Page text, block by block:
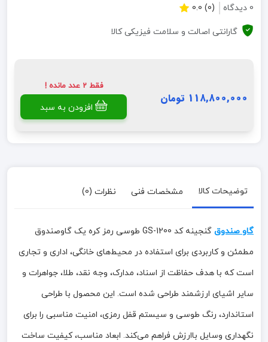
0 دیدگاه
(0) 0.0
گارانتی اصالت و سلامت فیزیکی کالا
118,800,000 تومان
فقط 2 عدد مانده !
افزودن به سبد
توضیحات کالا مشخصات فنی نظرات (0)
گاو صندوق
گنجینه کد GS-1200 طوسی رمز کره یک گاوصندوق
مطمئن و کاربردی برای استفاده در محیط‌های خانگی، اداری و تجاری
است که با هدف حفاظت از اسناد، مدارک، وجه نقد، طلا، جواهرات و
سایر اشیای ارزشمند طراحی شده است. این محصول با طراحی
استاندارد، رنگ طوسی و سیستم قفل رمزی، امنیت مناسبی را برای
نگهداری وسایل باارزش فراهم می‌کند. ابعاد مناسب، کیفیت ساخت